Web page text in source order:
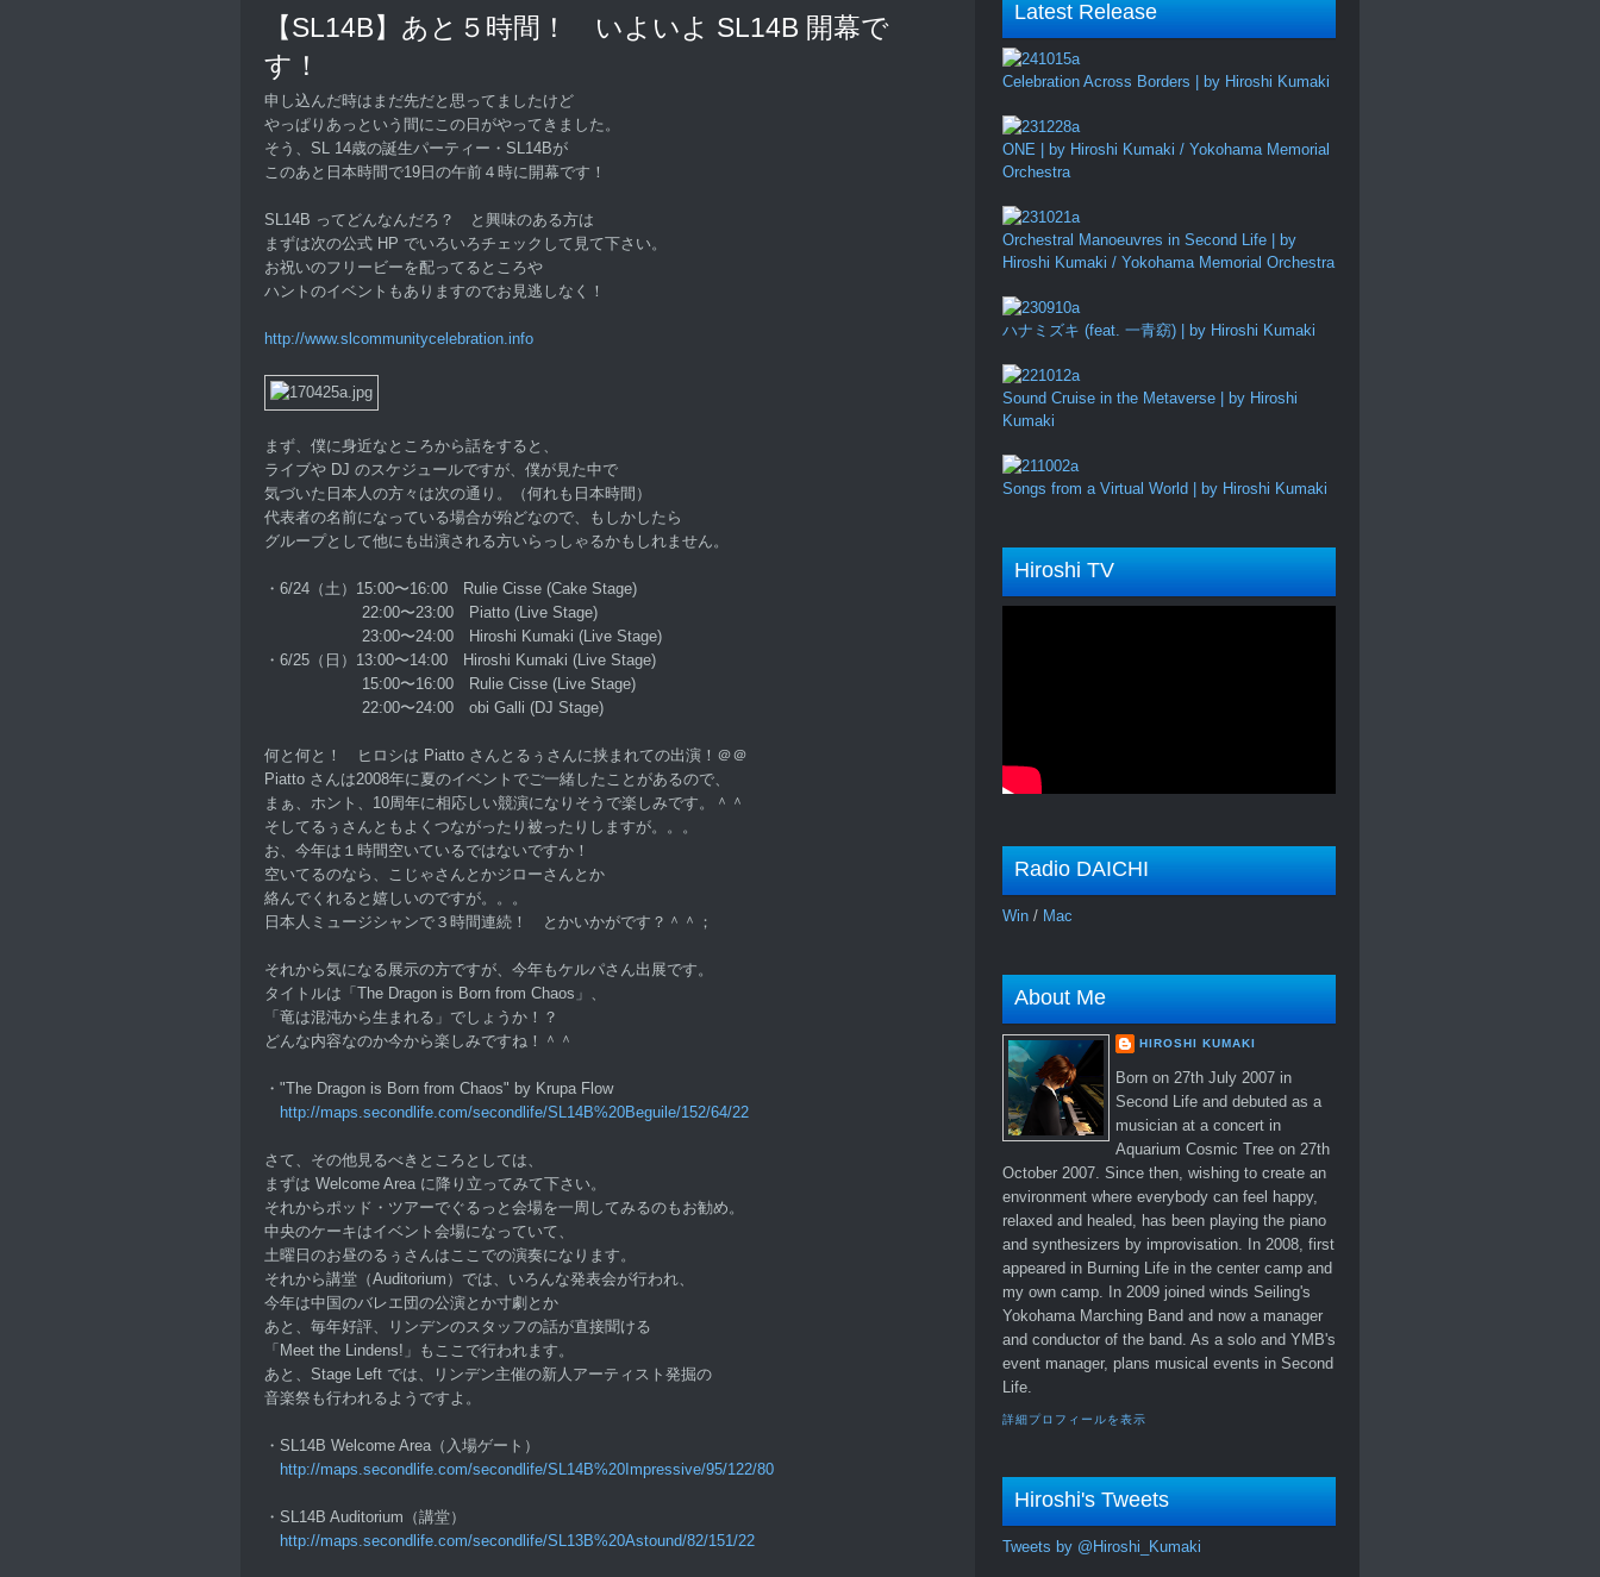
【SL14B】あと５時間！ いよいよ SL14B 開幕で
す！
申し込んだ時はまだ先だと思ってましたけど
やっぱりあっという間にこの日がやってきました。
そう、SL 14歳の誕生パーティー・SL14Bが
このあと日本時間で19日の午前４時に開幕です！
SL14B ってどんなんだろ？ と興味のある方は
まずは次の公式 HP でいろいろチェックして見て下さい。
お祝いのフリービーを配ってるところや
ハントのイベントもありますのでお見逃しなく！
http://www.slcommunitycelebration.info
まず、僕に身近なところから話をすると、
ライブや DJ のスケジュールですが、僕が見た中で
気づいた日本人の方々は次の通り。（何れも日本時間）
代表者の名前になっている場合が殆どなので、もしかしたら
グループとして他にも出演される方いらっしゃるかもしれません。
・6/24（土）15:00〜16:00 Rulie Cisse (Cake Stage)
22:00〜23:00 Piatto (Live Stage)
23:00〜24:00 Hiroshi Kumaki (Live Stage)
・6/25（日）13:00〜14:00 Hiroshi Kumaki (Live Stage)
15:00〜16:00 Rulie Cisse (Live Stage)
22:00〜24:00 obi Galli (DJ Stage)
何と何と！ ヒロシは Piatto さんとるぅさんに挟まれての出演！＠＠
Piatto さんは2008年に夏のイベントでご一緒したことがあるので、
まぁ、ホント、10周年に相応しい競演になりそうで楽しみです。＾＾
そしてるぅさんともよくつながったり被ったりしますが。。。
お、今年は１時間空いているではないですか！
空いてるのなら、こじゃさんとかジローさんとか
絡んでくれると嬉しいのですが。。。
日本人ミュージシャンで３時間連続！ とかいかがです？＾＾；
それから気になる展示の方ですが、今年もケルパさん出展です。
タイトルは「The Dragon is Born from Chaos」、
「竜は混沌から生まれる」でしょうか！？
どんな内容なのか今から楽しみですね！＾＾
・"The Dragon is Born from Chaos" by Krupa Flow
http://maps.secondlife.com/secondlife/SL14B%20Beguile/152/64/22
さて、その他見るべきところとしては、
まずは Welcome Area に降り立ってみて下さい。
それからポッド・ツアーでぐるっと会場を一周してみるのもお勧め。
中央のケーキはイベント会場になっていて、
土曜日のお昼のるぅさんはここでの演奏になります。
それから講堂（Auditorium）では、いろんな発表会が行われ、
今年は中国のバレエ団の公演とか寸劇とか
あと、毎年好評、リンデンのスタッフの話が直接聞ける
「Meet the Lindens!」もここで行われます。
あと、Stage Left では、リンデン主催の新人アーティスト発掘の
音楽祭も行われるようですよ。
・SL14B Welcome Area（入場ゲート）
http://maps.secondlife.com/secondlife/SL14B%20Impressive/95/122/80
・SL14B Auditorium（講堂）
http://maps.secondlife.com/secondlife/SL13B%20Astound/82/151/22
Latest Release
Celebration Across Borders | by Hiroshi Kumaki
ONE | by Hiroshi Kumaki / Yokohama Memorial
Orchestra
Orchestral Manoeuvres in Second Life | by
Hiroshi Kumaki / Yokohama Memorial Orchestra
ハナミズキ (feat. 一青窈) | by Hiroshi Kumaki
Sound Cruise in the Metaverse | by Hiroshi
Kumaki
Songs from a Virtual World | by Hiroshi Kumaki
Hiroshi TV
Radio DAICHI
Win / Mac
About Me
HIROSHI KUMAKI
Born on 27th July 2007 in
Second Life and debuted as a
musician at a concert in
Aquarium Cosmic Tree on 27th
October 2007. Since then, wishing to create an
environment where everybody can feel happy,
relaxed and healed, has been playing the piano
and synthesizers by improvisation. In 2008, first
appeared in Burning Life in the center camp and
my own camp. In 2009 joined winds Seiling's
Yokohama Marching Band and now a manager
and conductor of the band. As a solo and YMB's
event manager, plans musical events in Second
Life.
詳細プロフィールを表示
Hiroshi's Tweets
Tweets by @Hiroshi_Kumaki